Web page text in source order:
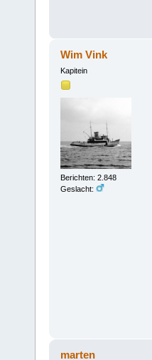
Wim Vink
Kapitein
Berichten: 2.848
Geslacht:
marten